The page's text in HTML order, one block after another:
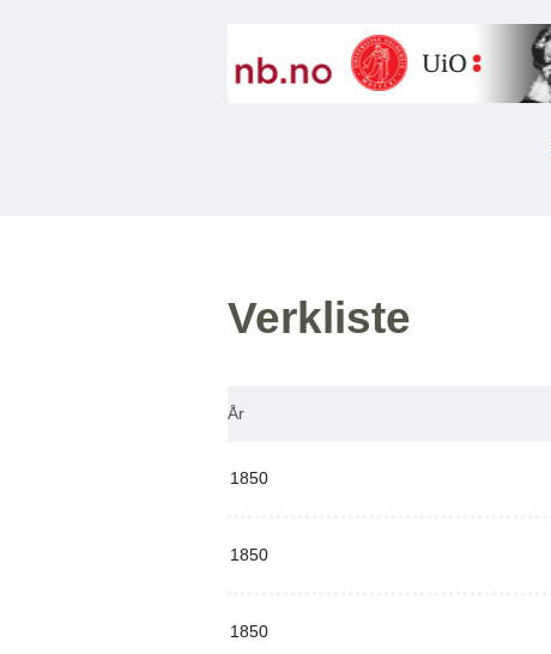
Verkliste
År
1850
1850
1850